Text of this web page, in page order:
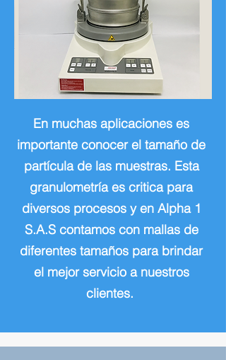
En muchas aplicaciones es
importante conocer el tamaño de
partícula de las muestras. Esta
granulometría es critica para
diversos procesos y en Alpha 1
S.A.S contamos con mallas de
diferentes tamaños para brindar
el mejor servicio a nuestros
clientes.